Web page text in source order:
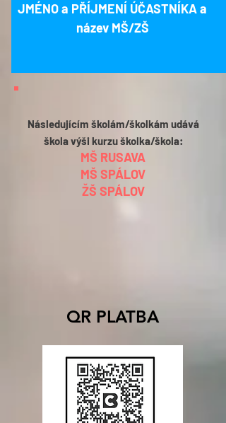
JMÉNO a PŘÍJMENÍ ÚČASTNÍKA a
název MŠ/ZŠ
Následujícím školám/školkám udává
škola výši kurzu školka/škola:
MŠ RUSAVA
MŠ SPÁLOV
ŽŠ SPÁLOV
QR PLATBA